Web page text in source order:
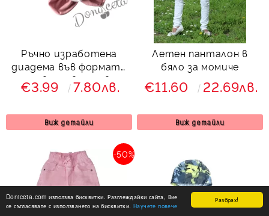
Разбрах!
Doniceta.com използва бисквитки. Разглеждайки сайта, Вие
се съгласявате с използването на бисквитки. Научете повече
Ръчно изработена
диадема във формата
на цвете в розово
€3.99 7.80лв.
Виж детайли
Летен панталон в
бяло за момиче
€11.60 22.69лв.
Виж детайли
-50%